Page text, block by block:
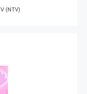
(NTV)